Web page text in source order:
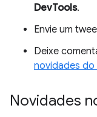
DevTools.
Envie um
Deixe
novidades do
Novidades